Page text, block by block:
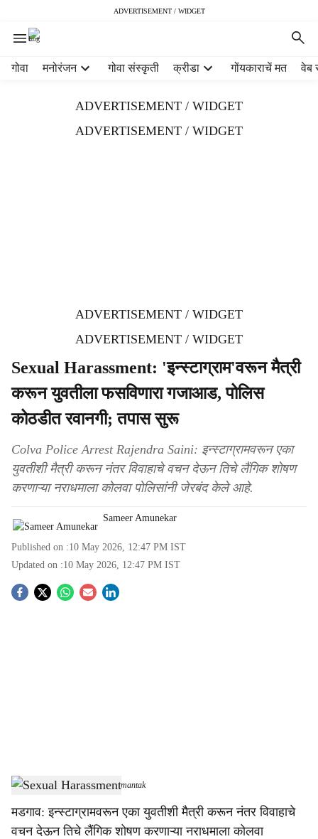
ADVERTISEMENT / WIDGET
गोवा मनोरंजन गोवा संस्कृती क्रीडा गोंयकाराचें मत वेब
ADVERTISEMENT / WIDGET
ADVERTISEMENT / WIDGET
ADVERTISEMENT / WIDGET
ADVERTISEMENT / WIDGET
Sexual Harassment: 'इन्स्टाग्राम'वरून मैत्री
करून युवतीला फसविणारा गजाआड, पोलिस
कोठडीत रवानगी; तपास सुरू
Colva Police Arrest Rajendra Saini: इन्स्टाग्रामवरून एका
युवतीशी मैत्री करून नंतर विवाहाचे वचन देऊन तिचे लैंगिक शोषण
करणाऱ्या नराधमाला कोलवा पोलिसांनी जेरबंद केले आहे.
Sameer Amunekar
Published on :10 May 2026, 12:47 PM IST
Updated on :10 May 2026, 12:47 PM IST
S
a
Sexual Harassment-Dainik Gomantak
मडगाव: इन्स्टाग्रामवरून एका युवतीशी मैत्री करून नंतर विवाहाचे
वचन देऊन तिचे लैंगिक शोषण करणाऱ्या नराधमाला कोलवा